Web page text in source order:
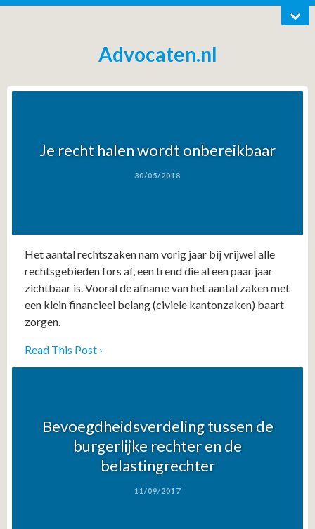
Advocaten.nl
Je recht halen wordt onbereikbaar
30/05/2018
Het aantal rechtszaken nam vorig jaar bij vrijwel alle
rechtsgebieden fors af, een trend die al een paar jaar
zichtbaar is. Vooral de afname van het aantal zaken met
een klein financieel belang (civiele kantonzaken) baart
zorgen.
Read This Post ›
Bevoegdheidsverdeling tussen de
burgerlijke rechter en de
belastingrechter
11/09/2017